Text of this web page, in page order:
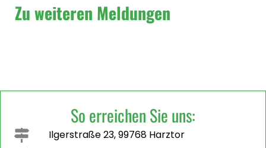
Zu weiteren Meldungen
So erreichen Sie uns:
Ilgerstraße 23, 99768 Harztor